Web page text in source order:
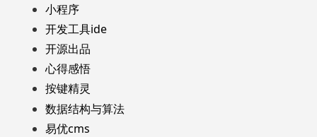
小程序
开发工具ide
开源出品
心得感悟
按键精灵
数据结构与算法
易优cms